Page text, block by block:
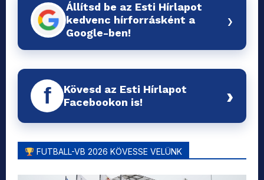
Állítsd be az Esti Hírlapot
kedvenc hírforrásként a
Google-ben!
›
f
Kövesd az Esti Hírlapot
Facebookon is!
›
FUTBALL-VB 2026 KÖVESSE VELÜNK